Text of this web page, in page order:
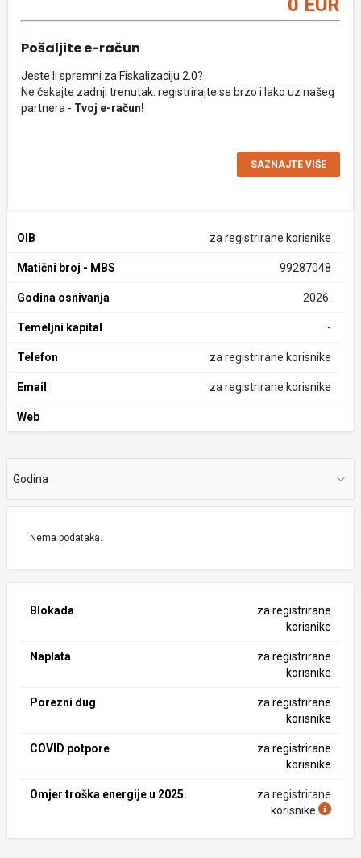
0 EUR
Pošaljite e-račun
Jeste li spremni za Fiskalizaciju 2.0?
Ne čekajte zadnji trenutak: registrirajte se brzo i lako uz našeg
partnera - Tvoj e-račun!
SAZNAJTE VIŠE
OIB za registrirane korisnike
Matični broj - MBS 99287048
Godina osnivanja 2026.
Temeljni kapital -
Telefon za registrirane korisnike
Email za registrirane korisnike
Web
Godina
Nema podataka.
Blokada
za registrirane
korisnike
Naplata
za registrirane
korisnike
Porezni dug
za registrirane
korisnike
COVID potpore
za registrirane
korisnike
Omjer troška energije u 2025.
za registrirane
korisnike